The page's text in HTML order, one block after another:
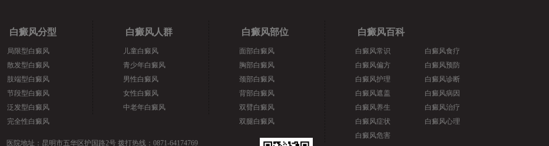
白癜风分型
局限型白癜风
散发型白癜风
肢端型白癜风
节段型白癜风
泛发型白癜风
完全性白癜风
白癜风人群
儿童白癜风
青少年白癜风
男性白癜风
女性白癜风
中老年白癜风
白癜风部位
面部白癜风
胸部白癜风
颈部白癜风
背部白癜风
双臂白癜风
双腿白癜风
白癜风百科
白癜风常识
白癜风偏方
白癜风护理
白癜风遮盖
白癜风养生
白癜风症状
白癜风危害
白癜风食疗
白癜风预防
白癜风诊断
白癜风病因
白癜风治疗
白癜风心理
医院地址：昆明市五华区护国路2号 拨打热线：0871-64174769